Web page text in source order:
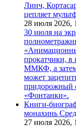
Линч,
цепляет
28 июля 2026,
30 июля на
прокатчики, в
ММКФ, а затем
может
придорожный
«Фонтанки».
Книги-
монахинь
27 июля 2026,